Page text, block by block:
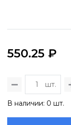
550.25 ₽
шт.
В наличии: 0 шт.